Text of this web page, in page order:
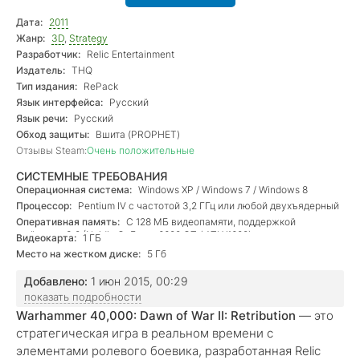
Дата: 2011
Жанр: 3D, Strategy
Разработчик: Relic Entertainment
Издатель: THQ
Тип издания: RePack
Язык интерфейса: Русский
Язык речи: Русский
Обход защиты: Вшита (PROPHET)
Отзывы Steam:Очень положительные
СИСТЕМНЫЕ ТРЕБОВАНИЯ
Операционная система: Windows XP / Windows 7 / Windows 8
Процессор: Pentium IV с частотой 3,2 ГГц или любой двухъядерный
Оперативная память: С 128 МБ видеопамяти, поддержкой
шейдеров 3.0 (Nvidia GeForce 6600 GT / ATI X1600)
Видеокарта: 1 ГБ
Место на жестком диске: 5 Гб
Добавлено: 1 июн 2015, 00:29
показать подробности
Warhammer 40,000: Dawn of War II: Retribution — это
стратегическая игра в реальном времени с
элементами ролевого боевика, разработанная Relic